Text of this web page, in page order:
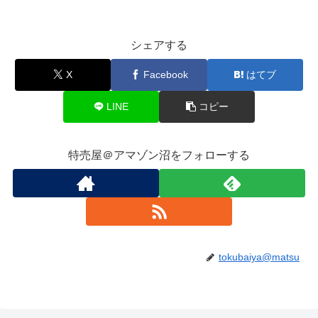
シェアする
X Facebook はてブ
LINE コピー
特売屋＠アマゾン沼をフォローする
tokubaiya@matsu